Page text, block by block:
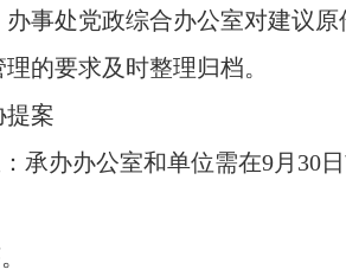
事处党政综合办公室对建议
的要求及时整理归档。
提案
承办办公室和单位需在9月30